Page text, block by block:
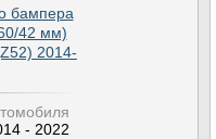
бампера
42 мм)
2014-
- 2022